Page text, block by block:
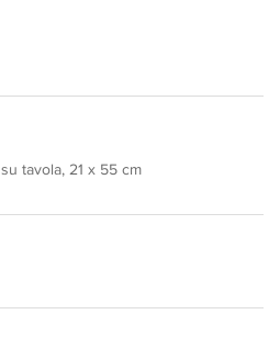
tavola, 21 x 55 cm